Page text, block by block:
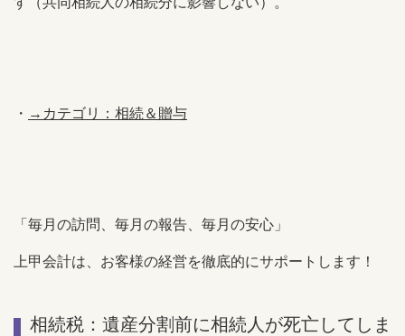
・ →カテゴリ：相続＆贈与
「毎月の訪問、毎月の報告、毎月の安心」
上甲会計は、お客様の経営を徹底的にサポートします！
相続税：遺産分割前に相続人が死亡してしま